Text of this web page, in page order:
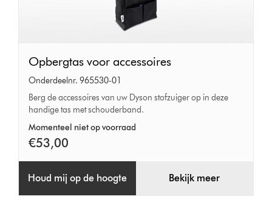
Opbergtas
voor
accessoires
Opbergtas voor accessoires
Onderdeelnr. 965530-01
Berg de accessoires van uw Dyson stofzuiger op in deze
handige tas met schouderband.
Momenteel niet op voorraad
€53,00
Houd mij op de hoogte Bekijk meer